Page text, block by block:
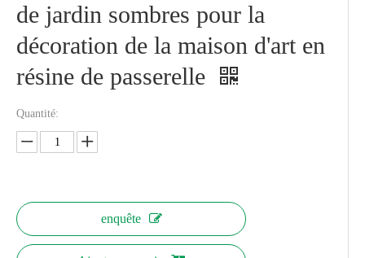
de jardin sombres pour la
décoration de la maison d'art en
résine de passerelle
Quantité:
enquête